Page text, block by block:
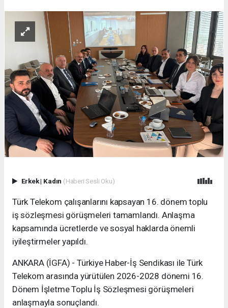
Erkek| Kadın (Haberi Sesli Oku)
Türk Telekom çalışanlarını kapsayan 16. dönem toplu
iş sözleşmesi görüşmeleri tamamlandı. Anlaşma
kapsamında ücretlerde ve sosyal haklarda önemli
iyileştirmeler yapıldı.
ANKARA (İGFA) - Türkiye Haber-İş Sendikası ile Türk
Telekom arasında yürütülen 2026-2028 dönemi 16.
Dönem İşletme Toplu İş Sözleşmesi görüşmeleri
anlaşmayla sonuçlandı.